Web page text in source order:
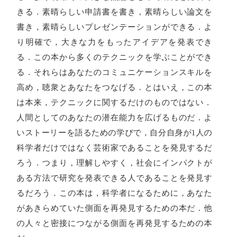
きる．素晴らしい申請書を書き，素晴らしい論文を
書き，素晴らしいプレゼンテーションができる．よ
り明確で，大きな力をもったアイデアを発表でき
る．この本から多くのテクニックを学ぶことができ
る．それらはあなたのコミュニケーションスキルを
高め，聴衆とあなたをつなげる．とはいえ，この本
は本来，テクニックに関するだけのものではない．
人間としてのあなたの潜在能力を広げるものだ．よ
いストーリーを語るための学びで，自分自身が1人の
科学者だけではなく芸術家であることを発見するだ
ろう．つまり，理解しやすく，社会にインパクトが
ある方法で研究を発表できる人であることを発見す
るだろう．この本は，科学者になるために，あなた
があきらめていた側面を再発見するための本だ．他
の人々と密接につながる側面を再発見するための本